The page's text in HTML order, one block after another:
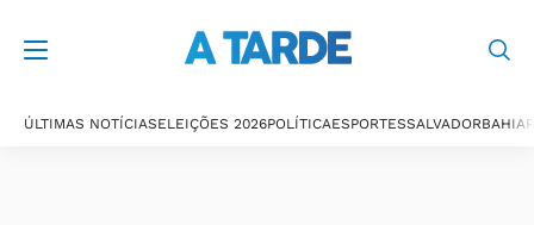
ÚLTIMAS NOTÍCIASELEIÇÕES 2026POLÍTICAESPORTESSALVADORBAHIA